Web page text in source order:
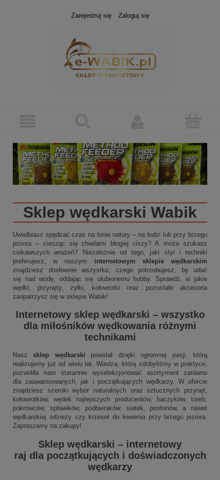
Zarejestruj się Zaloguj się
Sklep wędkarski Wabik
Uwielbiasz spędzać czas na łonie natury – na łodzi lub przy brzegu
jeziora – ciesząc się chwilami błogiej ciszy? A może szukasz
ciekawszych wrażeń? Niezależnie od tego, jaki styl i techniki
preferujesz, w naszym internetowym sklepie wędkarskim
znajdziesz dosłownie wszystko, czego potrzebujesz, by udać
się nad wodę, oddając się ulubionemu hobby. Sprawdź, w jakie
wędki, przynęty, żyłki, kołowrotki oraz pozostałe akcesoria
zaopatrzysz się w sklepie Wabik!
Internetowy sklep wędkarski – wszystko
dla miłośników wędkowania różnymi
technikami
Naszsklep wędkarski powstał dzięki ogromnej pasji, którą
realizujemy już od wielu lat. Wiedza, którą zdobyliśmy w praktyce,
pozwoliła nam starannie wyselekcjonować asortyment zarówno
dla zaawansowanych, jak i początkujących wędkarzy. W ofercie
znajdziesz szeroki wybór naturalnych oraz sztucznych przynęt,
kołowrotków, wędek najlepszych producentów, haczyków, toreb,
pokrowców, spławików, podbieraków, siatek, pontonów, a nawet
wędkarskiej odzieży czy krzeseł do łowienia przy brzegu jeziora.
Zapraszamy na zakupy!
Sklep wędkarski – internetowy
raj dla początkujących i doświadczonych
wędkarzy